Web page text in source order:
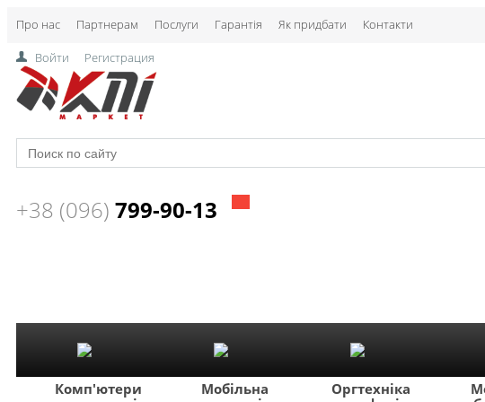
Про нас Партнерам Послуги Гарантія Як придбати Контакти
Войти Регистрация
+38 (096) 799-90-13
Комп'ютери
Мобільна
Оргтехніка